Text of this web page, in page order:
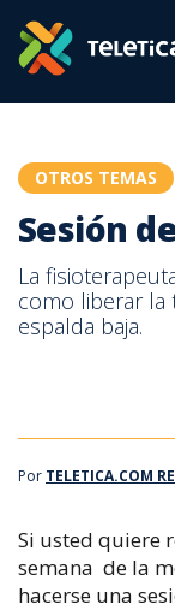
OTROS TEMAS
Sesión
La
como liberar la
espalda baja.
Por TELETICA.COM
Si usted quiere
semana de la
hacerse una